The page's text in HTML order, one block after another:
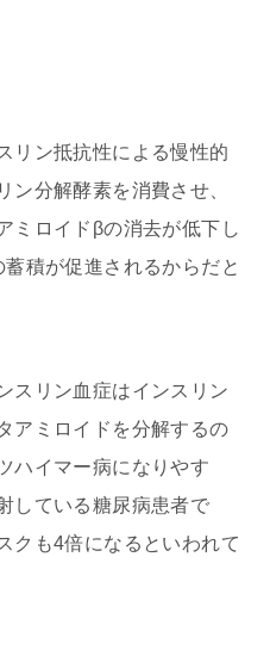
リン抵抗性による慢性的
ン分解酵素を消費させ、
ミロイドβの消去が低下し
積が促進されるからだと
スリン血症はインスリン
アミロイドを分解するの
ハイマー病になりやす
している糖尿病患者で
クも4倍になるといわれて